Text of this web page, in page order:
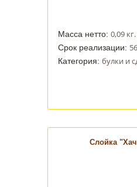
Масса нетто: 0,09
Срок реализации:
Категория: булки и
Слойка